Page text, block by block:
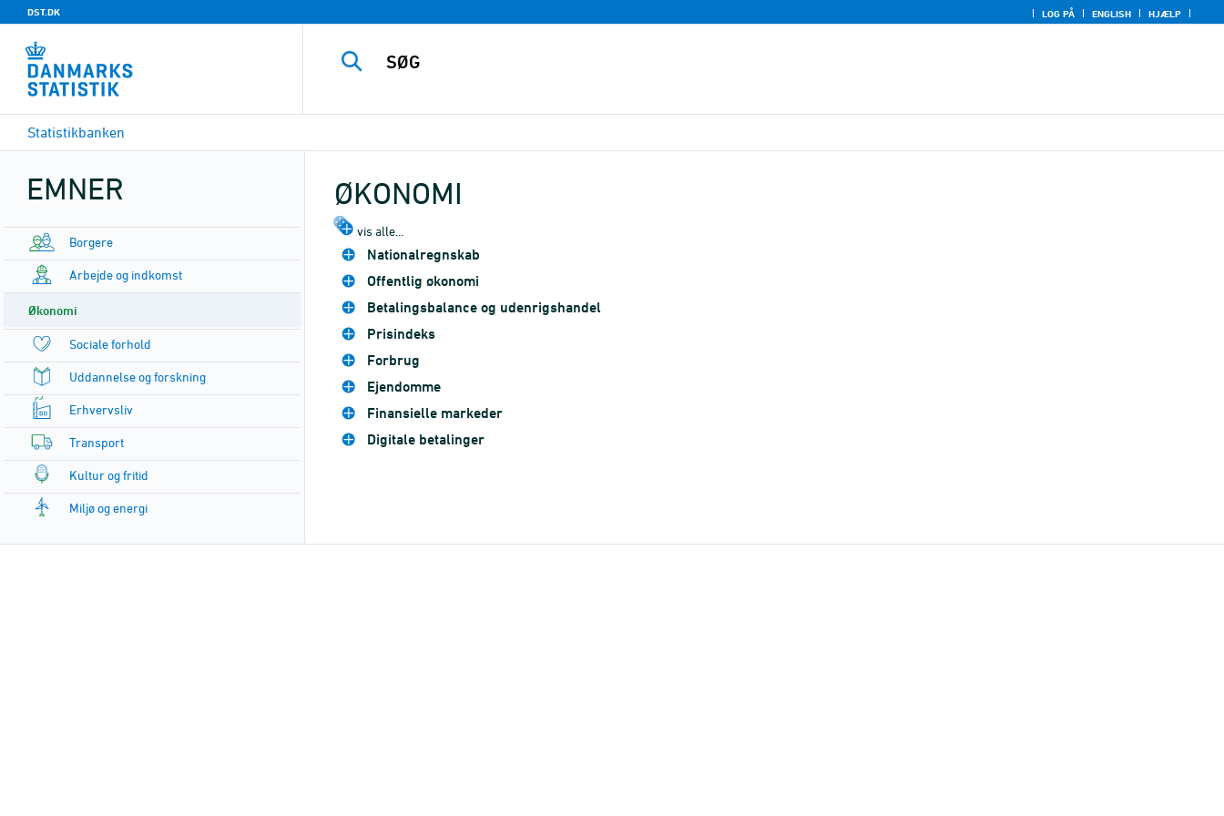
DST.DK LOG PÅ ENGLISH HJÆLP
Statistikbanken
EMNER
Borgere
Arbejde og indkomst
Økonomi
Sociale forhold
Uddannelse og forskning
Erhvervsliv
Transport
Kultur og fritid
Miljø og energi
ØKONOMI
vis alle...
Nationalregnskab
Offentlig økonomi
Betalingsbalance og udenrigshandel
Prisindeks
Forbrug
Ejendomme
Finansielle markeder
Digitale betalinger